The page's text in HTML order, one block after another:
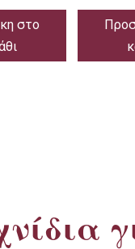
στο